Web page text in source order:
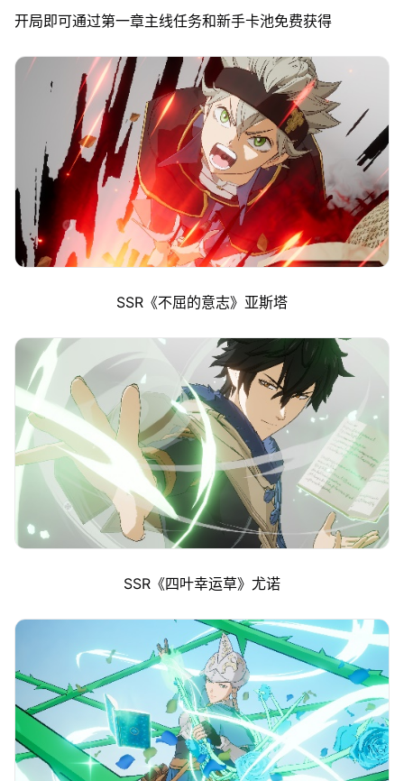
开局即可通过第一章主线任务和新手卡池免费获得
SSR《不屈的意志》亚斯塔
SSR《四叶幸运草》尤诺